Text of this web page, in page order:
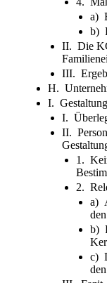
a)
b)
II. Die
III.
H.
I.
I.
II.
1.
2.
a)
b)
c)